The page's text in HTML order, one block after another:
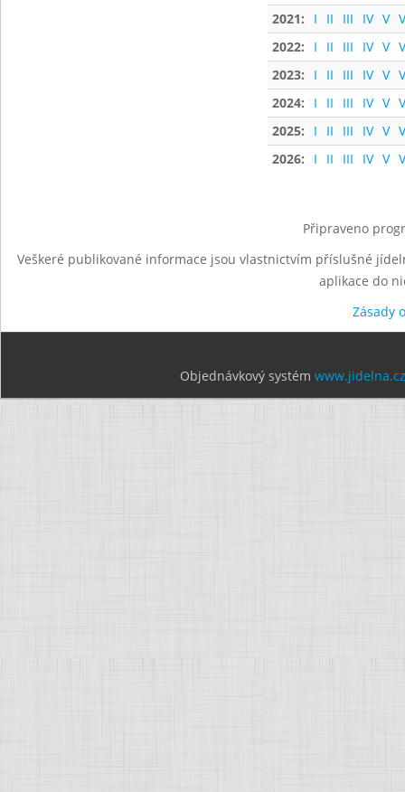
2021:
I II III IV V
2022:
I II III IV V
2023:
I II III IV V
2024:
I II III IV V
2025:
I II III IV V
2026:
I II III IV V
Připraveno
Veškeré publikované informace jsou vlastnictvím příslušné
aplikace do
Zásady
Objednávkový systém www.jidelna.cz